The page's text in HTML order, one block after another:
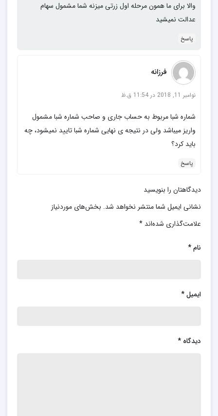
والا برای ما همون مرحله اول زرتی میزنه شما مشمول سهام
عدالت نمیشید
پاسخ
فرزانه
نوامبر 11, 2018 در 11:54 ق.ظ
شماره شبا مربوط به حساب جاری و صاحب شماره شبا مشمول
واریز میباشد ولی در نتیجه ی نهایی شماره شبا تایید نمیشود، چه
باید کرد؟
پاسخ
دیدگاهتان را بنویسید
نشانی ایمیل شما منتشر نخواهد شد. بخش‌های موردنیاز
علامت‌گذاری شده‌اند *
نام*
ایمیل*
دیدگاه *